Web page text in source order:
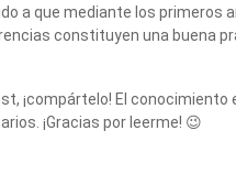
a que mediante los primeros
constituyen una buena
¡compártelo! El
¡Gracias por leerme! 😉